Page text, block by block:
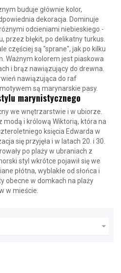
buduje głównie kolor,
dekoracja. Dominuje
odcieniami niebieskiego -
przez błękit, po delikatny turkus.
częściej są "sprane", jak po kilku
Ważnym kolorem jest piaskowa
i brąz nawiązujący do drewna.
nawiązująca do raf
są marynarskie pasy.
marynistycznego
we wnętrzarstwie i w ubiorze.
modą i królową Wiktorią, która na
księcia Edwarda w
się przyjęła i w latach 20. i 30.
po plaży w ubraniach z
styl wkrótce pojawił się we
płótna, wyblakłe od słońca i
obecne w domkach na plaży
w mieście.
